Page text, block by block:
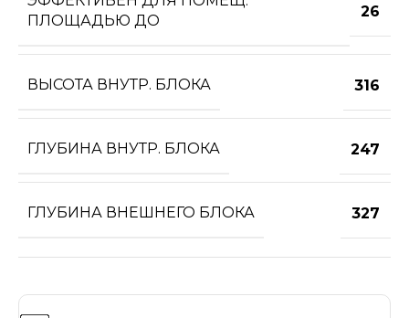
ПЛОЩАДЬЮ ДО
26
ВЫСОТА ВНУТР. БЛОКА 316
ГЛУБИНА ВНУТР. БЛОКА 247
ГЛУБИНА ВНЕШНЕГО БЛОКА 327